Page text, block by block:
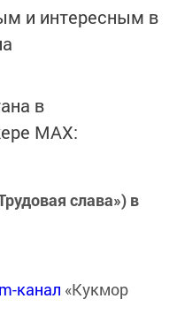
и интересным в
в
MАХ:
слава») в
канал «Кукмор